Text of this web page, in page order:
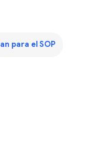
para el SOP